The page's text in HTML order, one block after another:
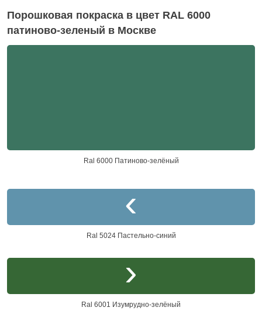
Порошковая покраска в цвет RAL 6000
патиново-зеленый в Москве
Ral 5024 Пастельно-синий
Ral 6000 Патиново-зелёный
Ral 6001 Изумрудно-зелёный